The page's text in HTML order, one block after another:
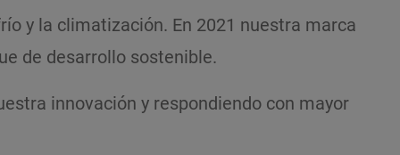
y la climatización. En 2021 nuestra marca
de desarrollo sostenible.
innovación y respondiendo con mayor